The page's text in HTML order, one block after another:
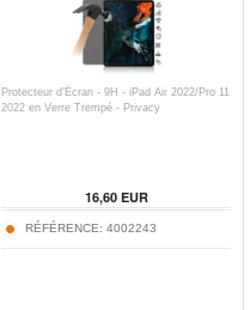
Protecteur d’Écran - 9H - iPad Air 2022/Pro 11
2022 en Verre Trempé - Privacy
16,60EUR
RÉFÉRENCE: 4002243